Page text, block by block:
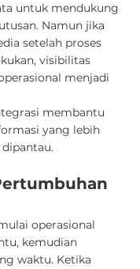
untuk mendukung
Namun jika
setelah proses
visibilitas
menjadi
membantu
yang lebih
operasional
kemudian
waktu. Ketika